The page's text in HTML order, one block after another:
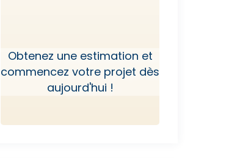
Obtenez une estimation et
commencez votre projet dès
aujourd'hui !